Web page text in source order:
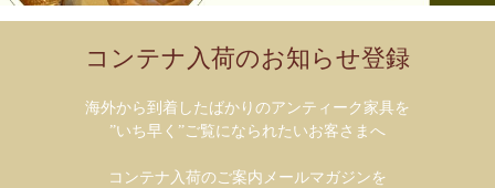
コンテナ入荷のお知らせ登録
海外から到着したばかりのアンティーク家具を
”いち早く”ご覧になられたいお客さまへ
コンテナ入荷のご案内メールマガジンを